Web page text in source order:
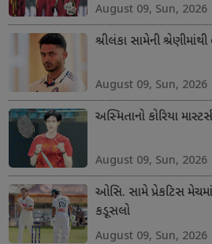
August 09, Sun, 2026
શ્રીલંકા સામેની
August 09, Sun, 2026
અસ્મિતાનો કોરિયા
August 09, Sun, 2026
ઓસિ. સામે પ્રેકટિસ
કડૂસલો
August 09, Sun, 2026